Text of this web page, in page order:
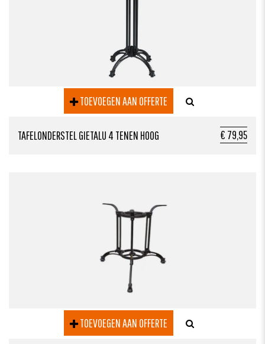
TOEVOEGEN AAN OFFERTE
€ 79,95
TAFELONDERSTEL GIETALU 4 TENEN HOOG
TOEVOEGEN AAN OFFERTE